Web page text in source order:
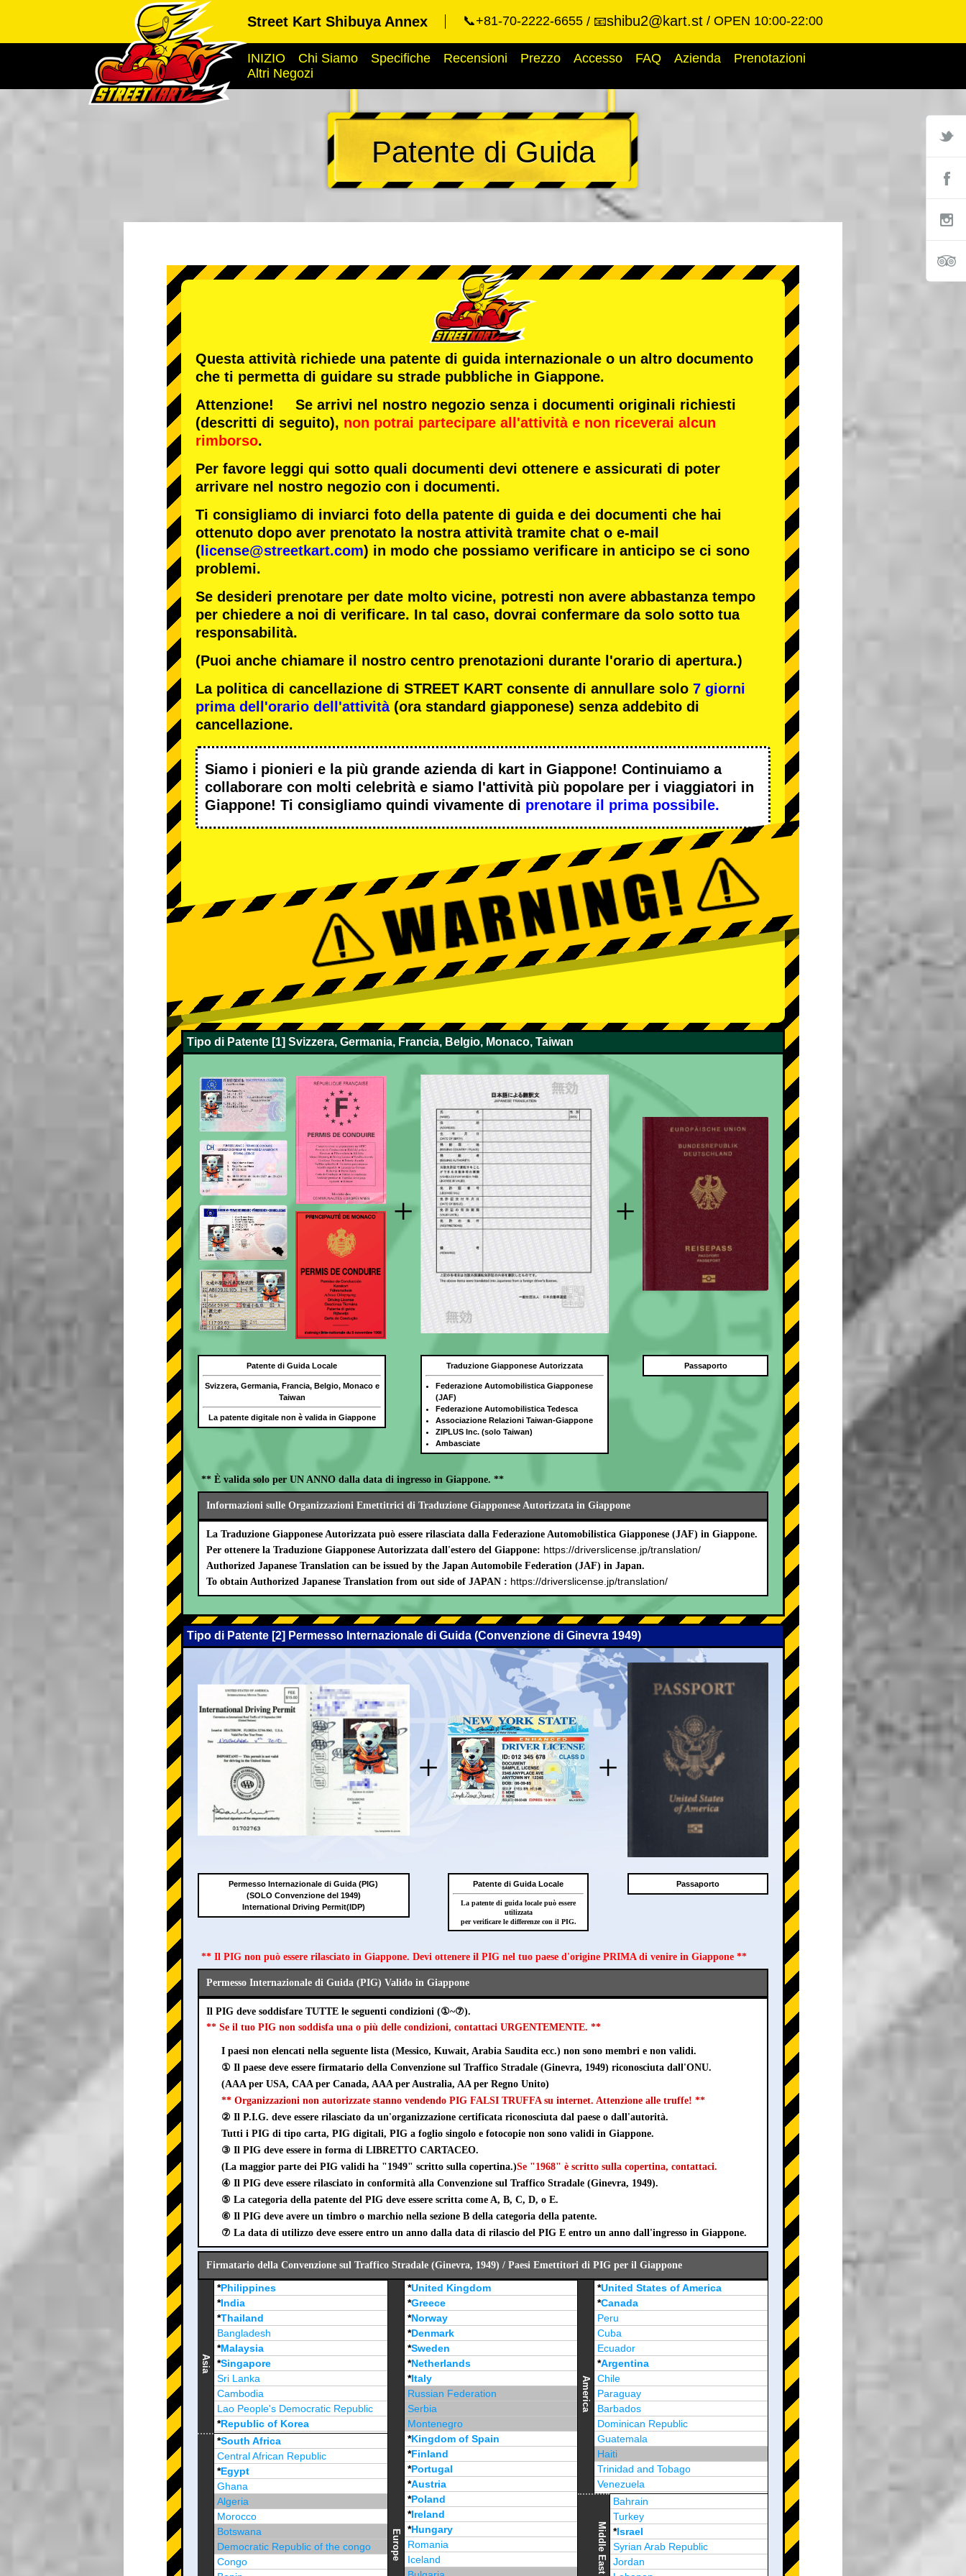
Street Kart Shibuya Annex 📞+81-70-2222-6655 📧shibu2@kart.st OPEN 10:00-22:00
INIZIO Chi Siamo Specifiche Recensioni Prezzo Accesso FAQ Azienda
Prenotazioni
Altri Negozi
Patente di Guida
Questa attività richiede una patente di guida internazionale o un altro documento
che ti permetta di guidare su strade pubbliche in Giappone.
Attenzione! Se arrivi nel nostro negozio senza i documenti originali richiesti
(descritti di seguito), non potrai partecipare all'attività e non riceverai alcun
rimborso.
Per favore leggi qui sotto quali documenti devi ottenere e assicurati di poter
arrivare nel nostro negozio con i documenti.
Ti consigliamo di inviarci foto della patente di guida e dei documenti che hai
ottenuto dopo aver prenotato la nostra attività tramite chat o e-mail
( license@streetkart.com) in modo che possiamo verificare in anticipo se ci sono
problemi.
Se desideri prenotare per date molto vicine, potresti non avere abbastanza tempo
per chiedere a noi di verificare. In tal caso, dovrai confermare da solo sotto tua
responsabilità.
(Puoi anche chiamare il nostro centro prenotazioni durante l'orario di apertura.)
La politica di cancellazione di STREET KART consente di annullare solo 7 giorni
prima dell'orario dell'attività(ora standard giapponese) senza addebito di
cancellazione.
Siamo i pionieri e la più grande azienda di kart in Giappone! Continuiamo a
collaborare con molti celebritàe siamo l'attività più popolare per i viaggiatori in
Giappone! Ti consigliamo quindi vivamente di prenotare il prima possibile.
Tipo di Patente [1] Svizzera, Germania, Francia, Belgio, Monaco, Taiwan
+ +
Patente di Guida Locale
Svizzera, Germania, Francia, Belgio, Monaco e
Taiwan
La patente digitale non è valida in Giappone
Traduzione Giapponese Autorizzata
Federazione Automobilistica Giapponese
(JAF)
Federazione Automobilistica Tedesca
Associazione Relazioni Taiwan-Giappone
ZIPLUS Inc. (solo Taiwan)
Ambasciate
Passaporto
** È valida solo per UN ANNO dalla data di ingresso in Giappone. **
Informazioni sulle Organizzazioni Emettitrici di Traduzione Giapponese Autorizzata in Giappone
La Traduzione Giapponese Autorizzata può essere rilasciata dalla Federazione Automobilistica Giapponese (JAF) in Giappone.
Per ottenere la Traduzione Giapponese Autorizzata dall'estero del Giappone: https://driverslicense.jp/translation/
Authorized Japanese Translation can be issued by the Japan Automobile Federation (JAF) in Japan.
To obtain Authorized Japanese Translation from out side of JAPAN : https://driverslicense.jp/translation/
Tipo di Patente [2] Permesso Internazionale di Guida (Convenzione di Ginevra 1949)
+ +
Permesso Internazionale di Guida (PIG)
(SOLO Convenzione del 1949)
International Driving Permit(IDP)
Patente di Guida Locale
La patente di guida locale può essere
utilizzata
per verificare le differenze con il PIG.
Passaporto
** Il PIG non può essere rilasciato in Giappone. Devi ottenere il PIG nel tuo paese d'origine PRIMA di venire in Giappone **
Permesso Internazionale di Guida (PIG) Valido in Giappone
Il PIG deve soddisfare TUTTE le seguenti condizioni (①~⑦).
** Se il tuo PIG non soddisfa una o più delle condizioni, contattaci URGENTEMENTE. **
I paesi non elencati nella seguente lista (Messico, Kuwait, Arabia Saudita ecc.) non sono membri e non validi.
① Il paese deve essere firmatario della Convenzione sul Traffico Stradale (Ginevra, 1949) riconosciuta dall'ONU.
(AAA per USA, CAA per Canada, AAA per Australia, AA per Regno Unito)
** Organizzazioni non autorizzate stanno vendendo PIG FALSI TRUFFA su internet. Attenzione alle truffe! **
② Il P.I.G. deve essere rilasciato da un'organizzazione certificata riconosciuta dal paese o dall'autorità.
Tutti i PIG di tipo carta, PIG digitali, PIG a foglio singolo e fotocopie non sono validi in Giappone.
③ Il PIG deve essere in forma di LIBRETTO CARTACEO.
(La maggior parte dei PIG validi ha "1949" scritto sulla copertina.)Se "1968" è scritto sulla copertina, contattaci.
④ Il PIG deve essere rilasciato in conformità alla Convenzione sul Traffico Stradale (Ginevra, 1949).
⑤ La categoria della patente del PIG deve essere scritta come A, B, C, D, o E.
⑥ Il PIG deve avere un timbro o marchio nella sezione B della categoria della patente.
⑦ La data di utilizzo deve essere entro un anno dalla data di rilascio del PIG E entro un anno dall'ingresso in Giappone.
Firmatario della Convenzione sul Traffico Stradale (Ginevra, 1949) / Paesi Emettitori di PIG per il Giappone
Asia
*Philippines
*India
*Thailand
Bangladesh
*Malaysia
*Singapore
Sri Lanka
Cambodia
Lao People's Democratic Republic
*Republic of Korea
Brunei Darussalam
*South Africa
Central African Republic
*Egypt
Ghana
Algeria
Morocco
Botswana
Democratic Republic of the congo
Congo
Europe
*United Kingdom
*Greece
*Norway
*Denmark
*Sweden
*Netherlands
*Italy
Russian Federation
Serbia
Montenegro
*Kingdom of Spain
*Finland
*Portugal
*Austria
*Poland
*Ireland
*Hungary
Romania
Iceland
America
*United States of America
*Canada
Peru
Cuba
Ecuador
*Argentina
Chile
Paraguay
Barbados
Dominican Republic
Guatemala
Haiti
Trinidad and Tobago
Venezuela
Jamaica
Middle East
Bahrain
Turkey
*Israel
Syrian Arab Republic
Jordan